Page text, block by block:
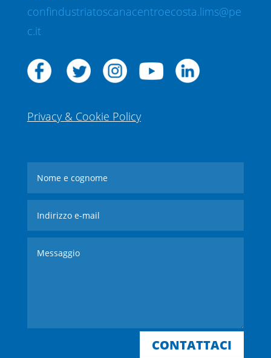
confindustriatoscanacentroecosta.lims@pe
c.it
Privacy & Cookie Policy
CONTATTACI